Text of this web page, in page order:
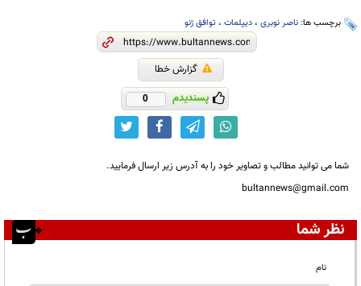
برچسب ها: ناصر نوبری ، دیپلمات ، توافق ژنو
گزارش خطا
پسندیدم 0
شما می توانید مطالب و تصاویر خود را به آدرس زیر ارسال فرمایید.
bultannews@gmail.com
نظر شما
نام